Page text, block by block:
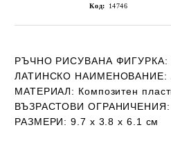
Код: 14746
РЪЧНО РИСУВАНА ФИГУРКА:
ЛАТИНСКО НАИМЕНОВАНИЕ:
МАТЕРИАЛ: Композитен
ВЪЗРАСТОВИ ОГРАНИЧЕНИЯ:
РАЗМЕРИ: 9.7 х 3.8 х 6.1 см